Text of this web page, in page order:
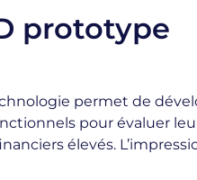
prototype
permet de
pour évaluer
élevés.